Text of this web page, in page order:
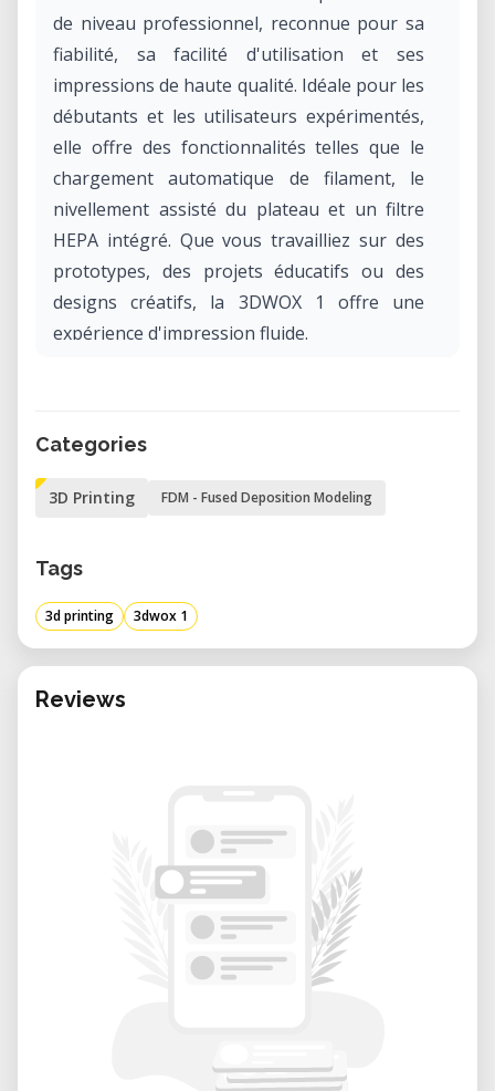
de niveau professionnel, reconnue pour sa
fiabilité, sa facilité d'utilisation et ses
impressions de haute qualité. Idéale pour les
débutants et les utilisateurs expérimentés,
elle offre des fonctionnalités telles que le
chargement automatique de filament, le
nivellement assisté du plateau et un filtre
HEPA intégré. Que vous travailliez sur des
prototypes, des projets éducatifs ou des
designs créatifs, la 3DWOX 1 offre une
expérience d'impression fluide.
La Sindoh 3DWOX 1 est une imprimante 3D
de Fused Filament Fabrication (FFF).
Fabriquée par Sindoh, une entreprise sud-
coréenne réputée pour ses solutions
d'impression innovantes, la 3DWOX 1 est
conçue pour fournir des impressions
• Technologie d'impression : Fused Filament
Fabrication (FFF)
• Volume de construction : 210 × 200 × 195
• Épaisseur de couche : 0,05 – 0,40 mm
Categories
3D Printing FDM - Fused Deposition Modeling
Tags
3d printing 3dwox 1
Reviews